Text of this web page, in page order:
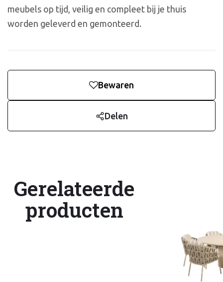
meubels op tijd, veilig en compleet bij je thuis
worden geleverd en gemonteerd.
Bewaren
Delen
Gerelateerde
producten